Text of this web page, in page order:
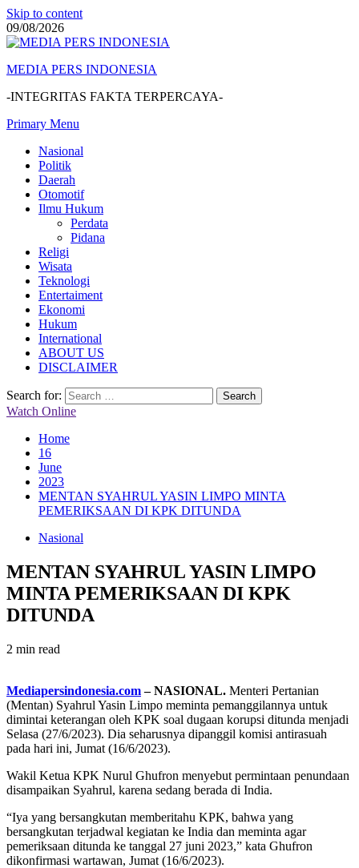
Skip to content
09/08/2026
MEDIA PERS INDONESIA
-INTEGRITAS FAKTA TERPERCAYA-
Primary Menu
Nasional
Politik
Daerah
Otomotif
Ilmu Hukum
Perdata
Pidana
Religi
Wisata
Teknologi
Entertaiment
Ekonomi
Hukum
International
ABOUT US
DISCLAIMER
Search for:
Watch Online
Home
16
June
2023
MENTAN SYAHRUL YASIN LIMPO MINTA
PEMERIKSAAN DI KPK DITUNDA
Nasional
MENTAN SYAHRUL YASIN LIMPO
MINTA PEMERIKSAAN DI KPK
DITUNDA
2 min read
Mediapersindonesia.com– NASIONAL. Menteri Pertanian
(Mentan) Syahrul Yasin Limpo meminta pemanggilannya untuk
dimintai keterangan oleh KPK soal dugaan korupsi ditunda menjadi
Selasa (27/6/2023). Dia seharusnya dipanggil komisi antirasuah
pada hari ini, Jumat (16/6/2023).
Wakil Ketua KPK Nurul Ghufron menyebut permintaan penundaan
disampaikan Syahrul, karena sedang berada di India.
“Iya yang bersangkutan memberitahu KPK, bahwa yang
bersangkutan terjadwal kegiatan ke India dan meminta agar
pemeriksaan ditunda ke tanggal 27 juni 2023,” kata Ghufron
dikonfirmasi wartawan, Jumat (16/6/2023).